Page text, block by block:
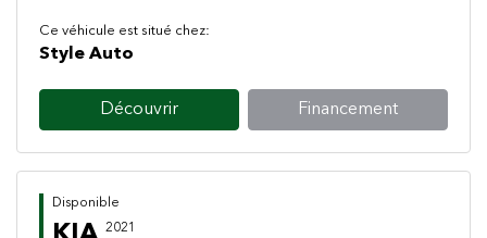
Ce véhicule est situé chez:
Style Auto
Découvrir Financement
Disponible
2021